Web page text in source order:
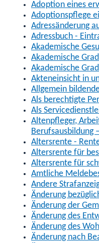
Adoption eines
Adoptionspflege
Adressänderung
Adressbuch -
Akademische
Akademische
Akademische
Akteneinsicht in
Allgemein
Als berechtigte
Als
Altenpfleger,
Berufsausbildung
Altersrente -
Altersrente für
Altersrente für
Amtliche
Andere
Änderung
Änderung der
Änderung des
Änderung des
Änderung nach